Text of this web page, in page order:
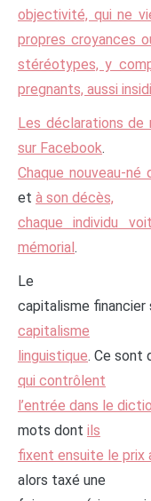
objectivité, qui ne
propres croyances
stéréotypes, y
pregnants, aussi
Les déclarations de
sur Facebook.
Chaque nouveau-
et à son décès,
chaque individu
mémorial.
Le
capitalisme financier
capitalisme
linguistique. Ce sont
qui contrôlent
l’entrée dans le
mots dont ils
fixent ensuite le prix
alors taxé une